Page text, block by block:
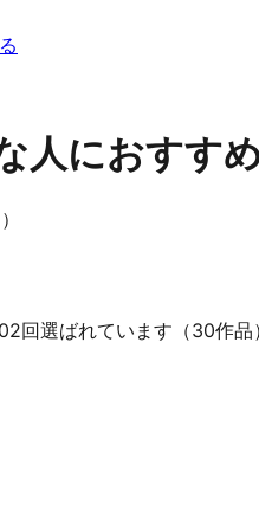
人におすす
回選ばれています（30作